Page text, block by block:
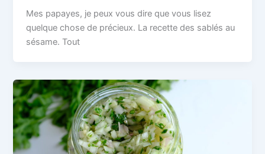
Mes papayes, je peux vous dire que vous lisez
quelque chose de précieux. La recette des sablés au
sésame. Tout